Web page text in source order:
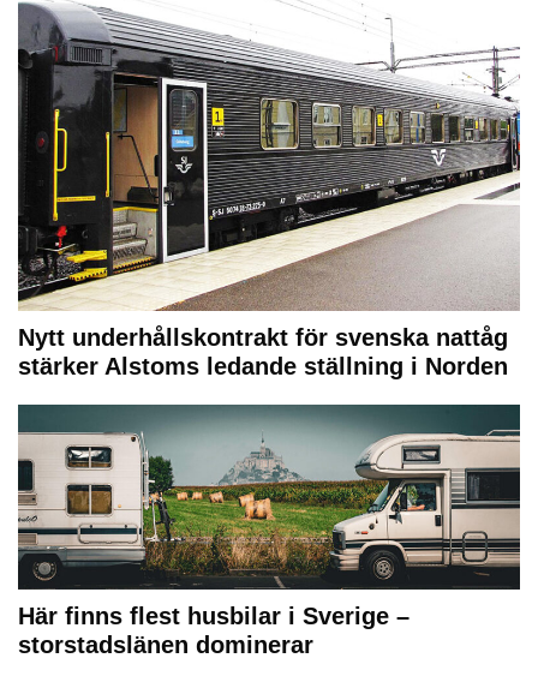
Nytt underhållskontrakt för svenska nattåg
stärker Alstoms ledande ställning i Norden
Här finns flest husbilar i Sverige –
storstadslänen dominerar